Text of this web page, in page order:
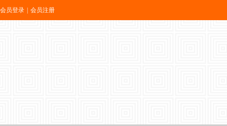
会员登录 会员注册